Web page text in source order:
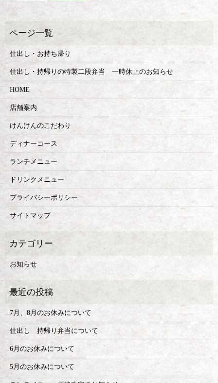
仕出し・お持ち帰り
仕出し・持帰りの特製二段弁当 一時休止のお知らせ
HOME
店舗案内
けんけんのこだわり
ディナーコース
ランチメニュー
ドリンクメニュー
プライバシーポリシー
サイトマップ
お知らせ
7月、8月のお休みについて
仕出し 持帰り弁当について
6月のお休みについて
5月のお休みについて